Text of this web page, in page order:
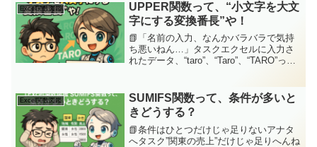
Excel関数図鑑
UPPER関数って、“小文字を大文
字にする変換番長”や！
📗「名前の入力、なんかバラバラで気持
ち悪いねん…」タスクエクセルに入力さ
れたデータ、“taro”、“Taro”、“TARO”って
か検索とか、ミスるやんか。ジッピー
(Ch...
Excel関数図鑑
SUMIFS関数って、条件が多いと
きどうする？
📗条件はひとつだけじゃ足りないアナタ
へタスク”関東の売上”だけじゃ足りへんね